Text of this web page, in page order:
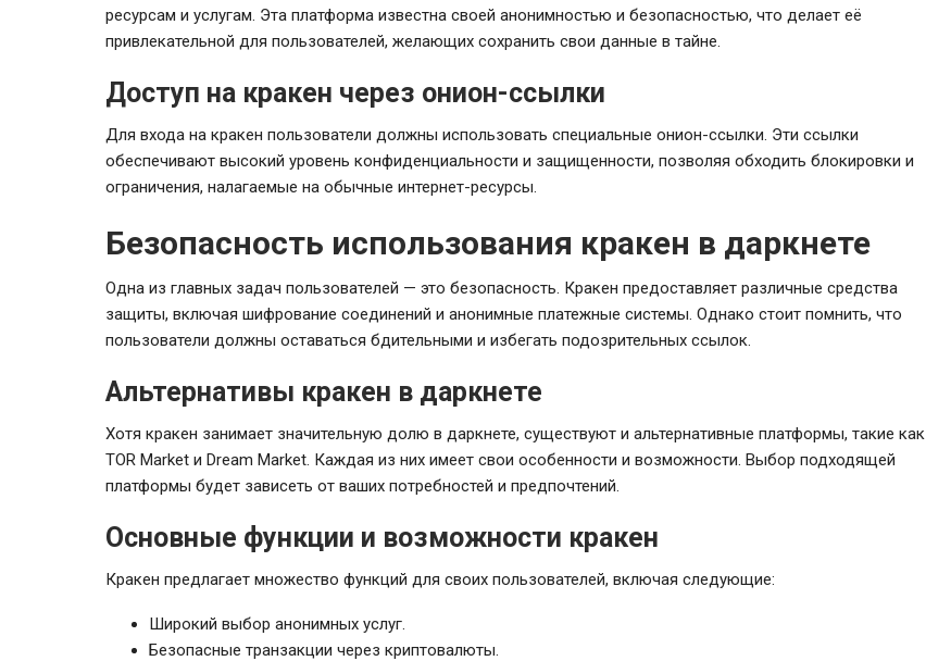
ресурсам и услугам. Эта платформа известна своей анонимностью и безопасностью, что делает её
привлекательной для пользователей, желающих сохранить свои данные в тайне.
Доступ на кракен через онион-ссылки
Для входа на кракен пользователи должны использовать специальные онион-ссылки. Эти ссылки
обеспечивают высокий уровень конфиденциальности и защищенности, позволяя обходить блокировки и
ограничения, налагаемые на обычные интернет-ресурсы.
Безопасность использования кракен в даркнете
Одна из главных задач пользователей — это безопасность. Кракен предоставляет различные средства
защиты, включая шифрование соединений и анонимные платежные системы. Однако стоит помнить, что
пользователи должны оставаться бдительными и избегать подозрительных ссылок.
Альтернативы кракен в даркнете
Хотя кракен занимает значительную долю в даркнете, существуют и альтернативные платформы, такие как
TOR Market и Dream Market. Каждая из них имеет свои особенности и возможности. Выбор подходящей
платформы будет зависеть от ваших потребностей и предпочтений.
Основные функции и возможности кракен
Кракен предлагает множество функций для своих пользователей, включая следующие:
Широкий выбор анонимных услуг.
Безопасные транзакции через криптовалюты.